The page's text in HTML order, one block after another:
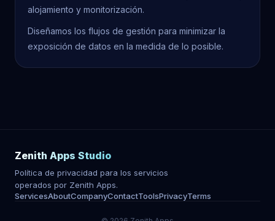
alojamiento y monitorización.
Diseñamos los flujos de gestión para minimizar la
exposición de datos en la medida de lo posible.
Zenith Apps Studio
Política de privacidad para los servicios
operados por Zenith Apps.
ServicesAboutCompanyContactToolsPrivacyTerms